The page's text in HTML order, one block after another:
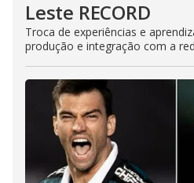
Leste RECORD
Troca de experiências e
produção e integração com a